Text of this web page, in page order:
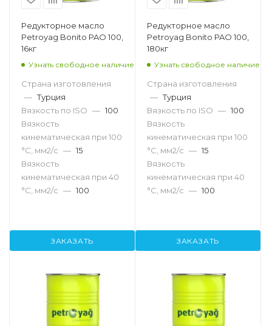
Редукторное масло
Petroyag Bonito PAO 100,
16кг
Узнать свободное наличие
Страна изготовления
— Турция
Вязкость по ISO — 100
Вязкость
кинематическая при 100
°С, мм2/с — 15
Вязкость
кинематическая при 40
°С, мм2/с — 100
ЗАКАЗАТЬ
Редукторное масло
Petroyag Bonito PAO 100,
180кг
Узнать свободное наличие
Страна изготовления
— Турция
Вязкость по ISO — 100
Вязкость
кинематическая при 100
°С, мм2/с — 15
Вязкость
кинематическая при 40
°С, мм2/с — 100
ЗАКАЗАТЬ